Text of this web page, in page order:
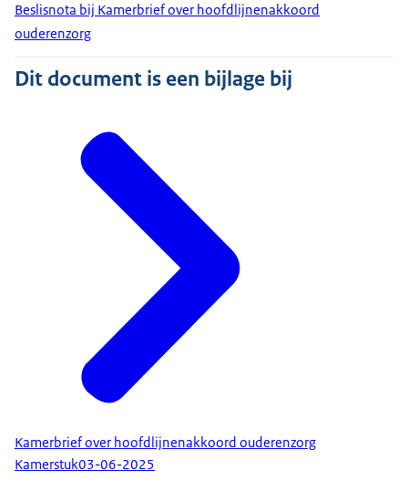
Beslisnota bij Kamerbrief over hoofdlijnenakkoord
ouderenzorg
Dit document is een bijlage bij
Kamerbrief over hoofdlijnenakkoord ouderenzorg
Kamerstuk03-06-2025